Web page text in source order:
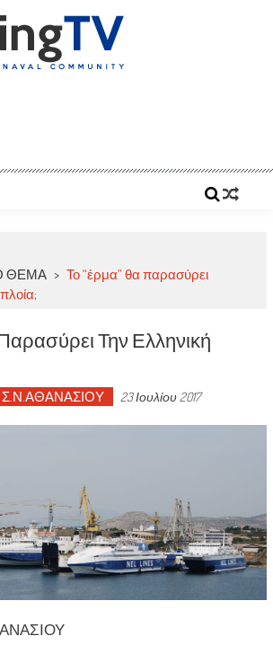
ΘΕΜΑ > Το “έρμα” θα παρασύρει
Την Ελληνική
Σ.Ν.ΑΘΑΝΑΣΙΟΥ 23 Ιουλίου 2017